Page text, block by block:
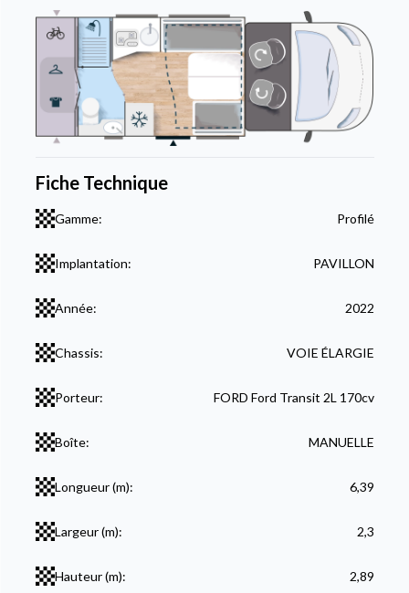
Fiche Technique
Gamme: Profilé
Implantation: PAVILLON
Année: 2022
Chassis: VOIE ÉLARGIE
Porteur: FORD Ford Transit 2L 170cv
Boîte: MANUELLE
Longueur (m): 6,39
Largeur (m): 2,3
Hauteur (m): 2,89